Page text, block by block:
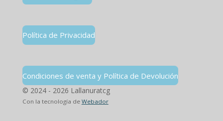
Política de Privacidad
Condiciones de venta y Política de Devolución
© 2024 - 2026 Lallanuratcg
Con la tecnología de Webador